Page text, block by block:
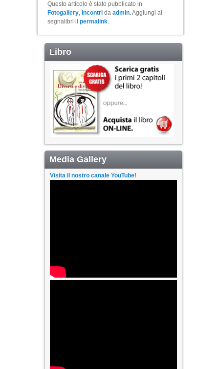
Questo articolo è stato pubblicato in
Fotogallery, Incontrida admin. Aggiungi ai
segnalibri il permalink.
Libro
Media Gallery
Visita il nostro canale YouTube!